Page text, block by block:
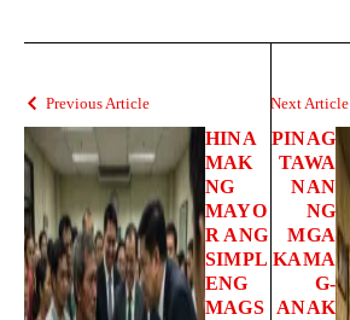
Previous Article
HINA
MAK
NG
MAYO
R ANG
SIMPL
ENG
MAGS
Next Article
PINAG
TAWA
NAN
NG
MGA
KAMA
G-
ANAK